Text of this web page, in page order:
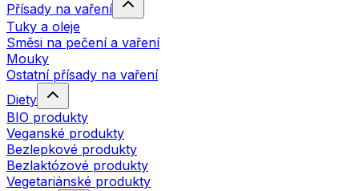
Přísady na vaření
Tuky a oleje
Směsi na pečení a vaření
Mouky
Ostatní přísady na vaření
Diety
BIO produkty
Veganské produkty
Bezlepkové produkty
Bezlaktózové produkty
Vegetariánské produkty